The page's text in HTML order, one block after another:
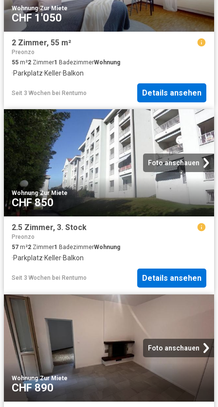
Wohnung·Zur Miete
CHF 1'050
2 Zimmer, 55 m²
Preonzo
55 m²2 Zimmer1 BadezimmerWohnung
·Parkplatz·Keller·Balkon
Seit 3 Wochen bei Rentumo Details ansehen
Foto anschauen
Wohnung·Zur Miete
CHF 850
2.5 Zimmer, 3. Stock
Preonzo
57 m²2 Zimmer1 BadezimmerWohnung
·Parkplatz·Keller·Balkon
Seit 3 Wochen bei Rentumo Details ansehen
Foto anschauen
Wohnung·Zur Miete
CHF 890